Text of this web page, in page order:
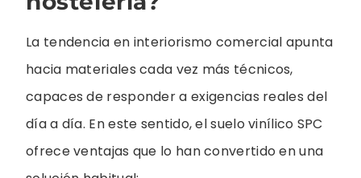
La tendencia en interiorismo comercial apunta
hacia materiales cada vez más técnicos,
capaces de responder a exigencias reales del
día a día. En este sentido, el suelo vinílico SPC
ofrece ventajas que lo han convertido en una